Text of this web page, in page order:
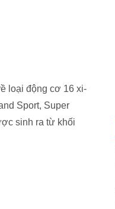
loại động cơ 16 xi-
Sport, Super
sinh ra từ khối